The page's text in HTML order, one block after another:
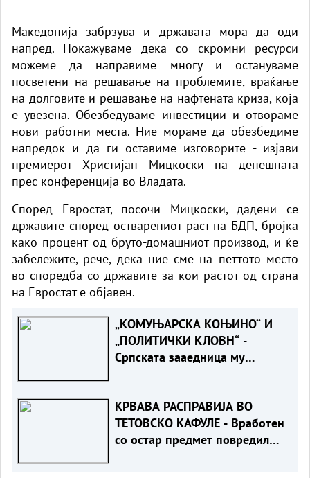
Македонија забрзува и државата мора да оди
напред. Покажуваме дека со скромни ресурси
можеме да направиме многу и остануваме
посветени на решавање на проблемите, враќање
на долговите и решавање на нафтената криза, која
е увезена. Обезбедуваме инвестиции и отвораме
нови работни места. Ние мораме да обезбедиме
напредок и да ги оставиме изговорите - изјави
премиерот Христијан Мицкоски на денешната
прес-конференција во Владата.
Според Евростат, посочи Мицкоски, дадени се
државите според остварениот раст на БДП, бројка
како процент од бруто-домашниот производ, и ќе
забележите, рече, дека ние сме на петтото место
во споредба со државите за кои растот од страна
на Евростат е објавен.
„КОМУЊАРСКА КОЊИНО“ И
„ПОЛИТИЧКИ КЛОВН“ -
Српската зааедница му
КРВАВА РАСПРАВИЈА ВО
ТЕТОВСКО КАФУЛЕ - Вработен
со остар предмет повредил